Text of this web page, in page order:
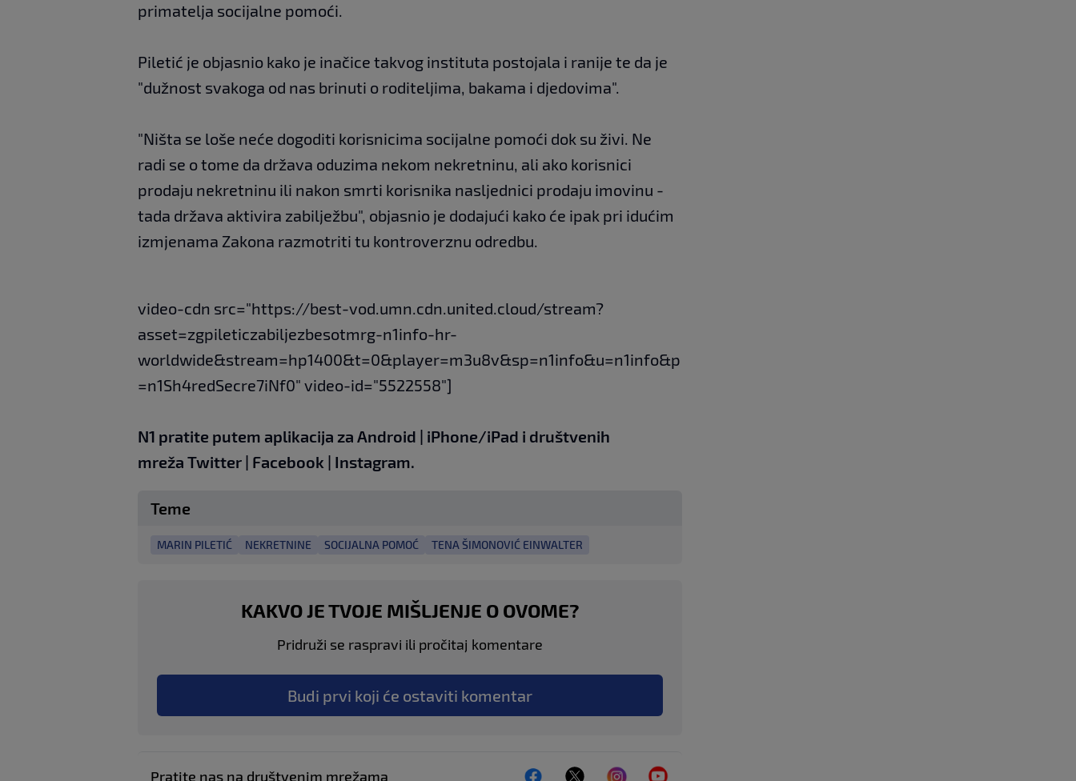
primatelja socijalne pomoći.
Piletić je objasnio kako je inačice takvog instituta postojala i ranije te da je
"dužnost svakoga od nas brinuti o roditeljima, bakama i djedovima".
"Ništa se loše neće dogoditi korisnicima socijalne pomoći dok su živi. Ne
radi se o tome da država oduzima nekom nekretninu, ali ako korisnici
prodaju nekretninu ili nakon smrti korisnika nasljednici prodaju imovinu -
tada država aktivira zabilježbu", objasnio je dodajući kako će ipak pri idućim
izmjenama Zakona razmotriti tu kontroverznu odredbu.
video-cdn src="https://best-vod.umn.cdn.united.cloud/stream?
asset=zgpileticzabiljezbesotmrg-n1info-hr-
worldwide&stream=hp1400&t=0&player=m3u8v&sp=n1info&u=n1info&p
=n1Sh4redSecre7iNf0" video-id="5522558"]
N1 pratite putem aplikacija za Android | iPhone/iPad i društvenih
mreža Twitter | Facebook | Instagram.
Teme
MARIN PILETIĆ NEKRETNINE SOCIJALNA POMOĆ TENA ŠIMONOVIĆ EINWALTER
KAKVO JE TVOJE MIŠLJENJE O OVOME?
Pridruži se raspravi ili pročitaj komentare
Budi prvi koji će ostaviti komentar
Pratite nas na društvenim mrežama